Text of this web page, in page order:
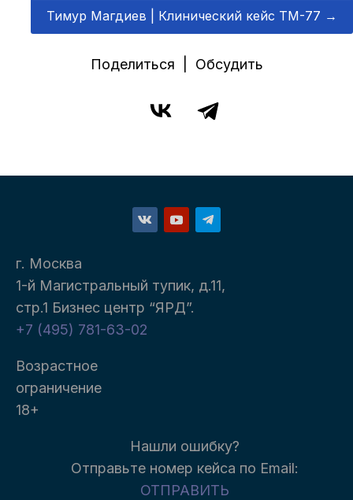
Тимур Магдиев | Клинический кейс TM-77 →
Поделиться | Обсудить
г. Москва
1-й Магистральный тупик, д.11,
стр.1 Бизнес центр “ЯРД”.
+7 (495) 781-63-02
Возрастное
ограничение
18+
Нашли ошибку?
Отправьте номер кейса по Email:
ОТПРАВИТЬ